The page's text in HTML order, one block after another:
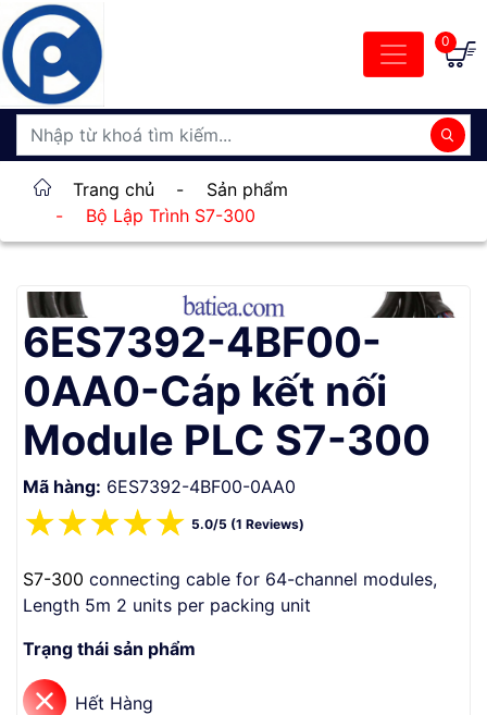
0
Trang chủ -
Sản phẩm
-
Bộ Lập Trình S7-300
6ES7392-4BF00-
0AA0-Cáp kết nối
Module PLC S7-300
Mã hàng: 6ES7392-4BF00-0AA0
☆
☆
☆
☆
☆ 5.0/5 (1 Reviews)
S7-300 connecting cable for 64-channel modules,
Length 5m 2 units per packing unit
Trạng thái sản phẩm
Hết Hàng